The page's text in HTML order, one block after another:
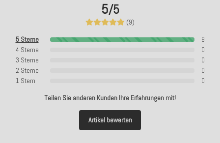
5/5
(9)
5 Sterne
9
4 Sterne
0
3 Sterne
0
2 Sterne
0
1 Stern
0
Teilen Sie anderen Kunden Ihre Erfahrungen mit!
Artikel bewerten